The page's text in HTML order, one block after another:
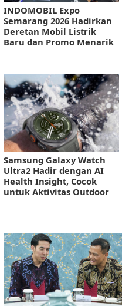
INDOMOBIL Expo
Semarang 2026 Hadirkan
Deretan Mobil Listrik
Baru dan Promo Menarik
Samsung Galaxy Watch
Ultra2 Hadir dengan AI
Health Insight, Cocok
untuk Aktivitas Outdoor